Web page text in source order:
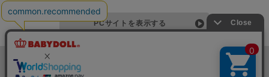
PCサイトを表示する
©Disney ©Disney/Pixar ©Disney. Based on the "Winnie the Pooh" works by A.A. Milne and E.H. Shepard.